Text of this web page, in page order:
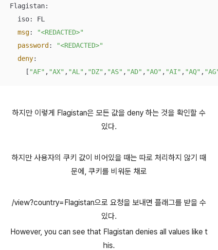
Flagistan:
  iso: FL
msg:
"<REDACTED>"
password :
"<REDACTED>"
deny:
    [
"AF" , "AX" , "AL" , "DZ" , "AS" , "AD" , "AO" , "AI" , "AQ" ,
하지만 이렇게 Flagistan은 모든 값을 deny 하는 것을 확인할 수
있다.
하지만 사용자의 쿠키 값이 비어있을 때는 따로 처리하지 않기 때
문에, 쿠키를 비워둔 채로
/view?country=Flagistan으로 요청을 보내면 플래그를 받을 수
있다.
However, you can see that Flagistan denies all values ​​like t
his.